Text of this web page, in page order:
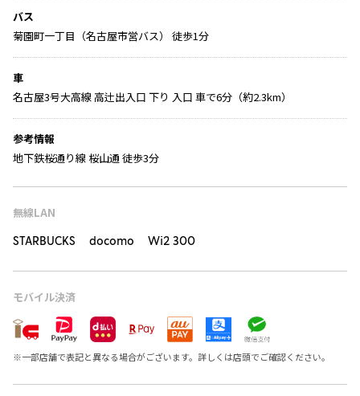
バス
菊園町一丁目（名古屋市営バス） 徒歩1分
車
名古屋3号大高線 高辻出入口 下り 入口 車で6分（約2.3km）
参考情報
地下鉄桜通り線 桜山通 徒歩3分
無線LAN
STARBUCKS docomo Wi2 300
モバイル決済
※一部店舗で表記と異なる場合がございます。詳しくは店頭でご確認ください。